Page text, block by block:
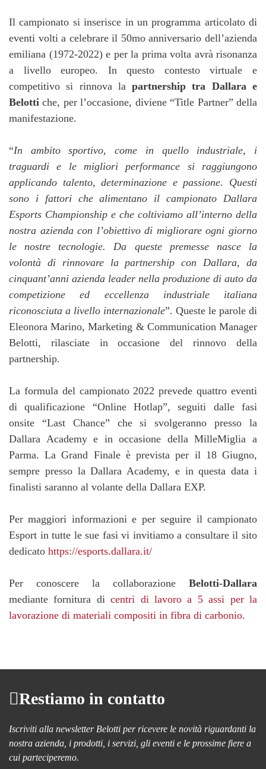
Il campionato si inserisce in un programma articolato di
eventi volti a celebrare il 50mo anniversario dell’azienda
emiliana (1972-2022) e per la prima volta avrà risonanza
a livello europeo. In questo contesto virtuale e
competitivo si rinnova lapartnership tra Dallara e
Belotti che, per l’occasione, diviene “Title Partner” della
manifestazione.
“In ambito sportivo, come in quello industriale, i
traguardi e le migliori performance si raggiungono
applicando talento, determinazione e passione. Questi
sono i fattori che alimentano il campionato Dallara
Esports Championship e che coltiviamo all’interno della
nostra azienda con l’obiettivo di migliorare ogni giorno
le nostre tecnologie. Da queste premesse nasce la
volontà di rinnovare la partnership con Dallara, da
cinquant’anni azienda leader nella produzione di auto da
competizione ed eccellenza industriale italiana
riconosciuta a livello internazionale”. Queste le parole di
Eleonora Marino, Marketing & Communication Manager
Belotti, rilasciate in occasione del rinnovo della
partnership.
La formula del campionato 2022 prevede quattro eventi
di qualificazione “Online Hotlap”, seguiti dalle fasi
onsite “Last Chance” che si svolgeranno presso la
Dallara Academy e in occasione della MilleMiglia a
Parma. La Grand Finale è prevista per il 18 Giugno,
sempre presso la Dallara Academy, e in questa data i
finalisti saranno al volante della Dallara EXP.
Per maggiori informazioni e per seguire il campionato
Esport in tutte le sue fasi vi invitiamo a consultare il sito
dedicato https://esports.dallara.it/
Per conoscere la collaborazione Belotti-Dallara
mediante fornitura dicentri di lavoro a 5 assi per la
lavorazione di materiali compositi in fibra di carbonio.
Restiamo in contatto
Iscriviti alla newsletter Belotti per ricevere le novità riguardanti la
nostra azienda, i prodotti, i servizi, gli eventi e le prossime fiere a
cui parteciperemo.